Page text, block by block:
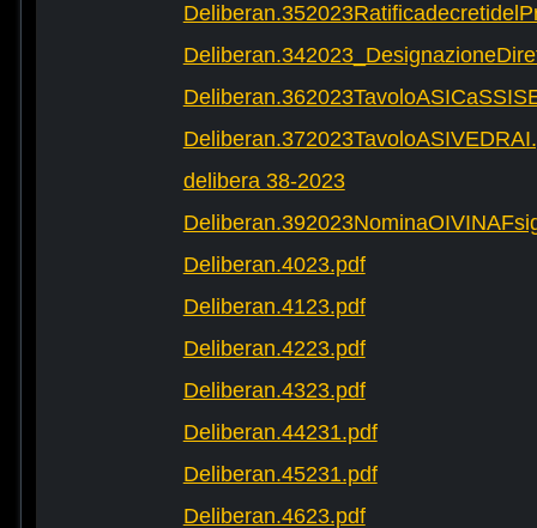
delibera 38-2023
Deliberan.4023.pdf
Deliberan.4123.pdf
Deliberan.4223.pdf
Deliberan.4323.pdf
Deliberan.44231.pdf
Deliberan.45231.pdf
Deliberan.4623.pdf